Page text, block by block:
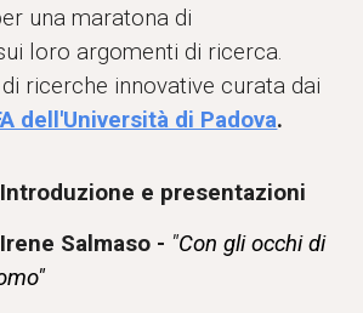
una maratona di
loro argomenti di ricerca.
ricerche innovative curata dai
dell'Università di Padova.
Introduzione e presentazioni
Irene Salmaso - "Con gli occhi di